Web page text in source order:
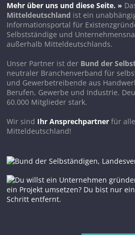
Mehr über uns und diese Seite. »
Mitteldeutschland ist ein
Informationsportal für
Selbstständige und
außerhalb Mitteldeutschlands.
Unser Partner ist der Bund der
neutraler Branchenverband für
und Gewerbetreibende aus
Berufen, Gewerbe und Industrie.
60.000 Mitglieder stark.
Wir sind Ihr Ansprechpartner für
Mitteldeutschland!